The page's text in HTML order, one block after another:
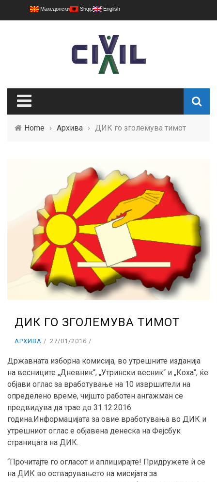
Македонски Shqip English
Home › Архива › ДИК го зголемувa тимот
ДИК ГО ЗГОЛЕМУВA ТИМОТ
АРХИВА 27/01/2016
Државната изборна комисија, во утрешните изданија
на весниците „Дневник“, „Утрински весник“ и „Коха“, ќе
објави оглас за вработување на 10 извршители на
определено време, чијшто работен ангажман се
предвидува да трае до 31.12.2016
година. Информацијата за овие вработувања во ДИК и
утрешниот оглас е објавена денеска на Фејсбук
страницата на ДИК.
“Прочитајте го огласот и аплицирајте! Придружете ѝ се
на ДИК во остварувањето на мисијата за